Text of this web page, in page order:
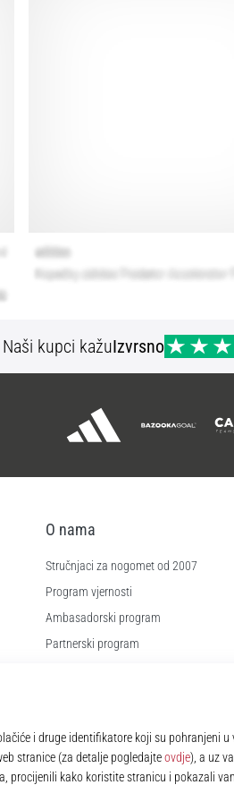
Naši kupci kažuIzvrsno
O nama
Stručnjaci za nogomet od 2007
Program vjernosti
Ambasadorski program
Partnerski program